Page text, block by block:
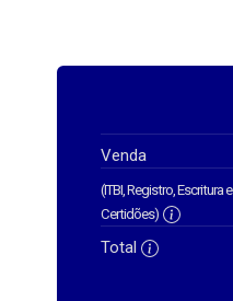
Venda
(ITBI, Registro, Escritura e
Certidões)
Total